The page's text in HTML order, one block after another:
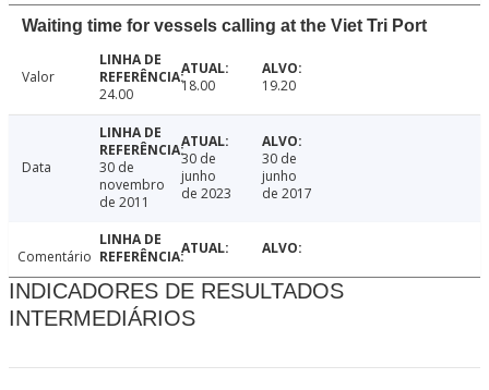
Waiting time for vessels calling at the Viet Tri Port
Valor
24.00
18.00 19.20
Data
30 de
novembro
de 2011
30 de
junho
de 2023
30 de
junho
de 2017
Comentário
INDICADORES DE RESULTADOS
INTERMEDIÁRIOS